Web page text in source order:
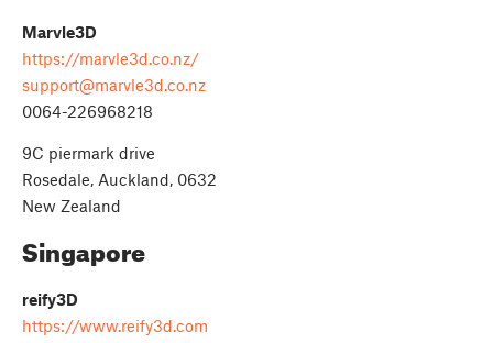
Marvle3D
https://marvle3d.co.nz/
support@marvle3d.co.nz
0064-226968218
9C piermark drive
Rosedale, Auckland, 0632
New Zealand
Singapore
reify3D
https://www.reify3d.com